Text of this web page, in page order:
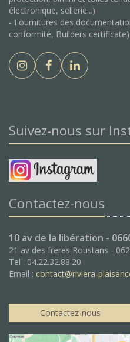
électronique, sellerie...)
- Fournitures des
conformité, Builders certificate)
Suivez-nous sur
Contactez-nous
10 av de la libération -
21 av des freres Roustans -
Tel : 04.22.32.88.20
Email : contact@riviera-
Contactez-nous